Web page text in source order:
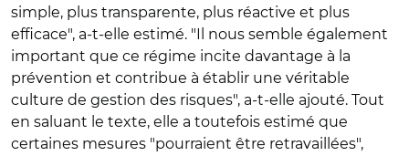
simple, plus transparente, plus réactive et plus
efficace", a-t-elle estimé. "Il nous semble également
important que ce régime incite davantage à la
prévention et contribue à établir une véritable
culture de gestion des risques", a-t-elle ajouté. Tout
en saluant le texte, elle a toutefois estimé que
certaines mesures "pourraient être retravaillées",